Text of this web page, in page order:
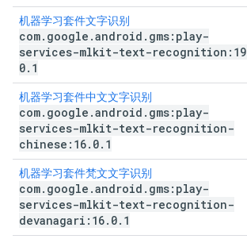
机器学习套件文字识别
com. google .android . gms:play-
services-mlkit-text-recognition:19
0. 1
机器学习套件中文文字识别
com. google .android . gms:play-
services-mlkit-text-recognition-
chinese:16. 0. 1
机器学习套件梵文文字识别
com. google .android . gms:play-
services-mlkit-text-recognition-
devanagari:16. 0. 1